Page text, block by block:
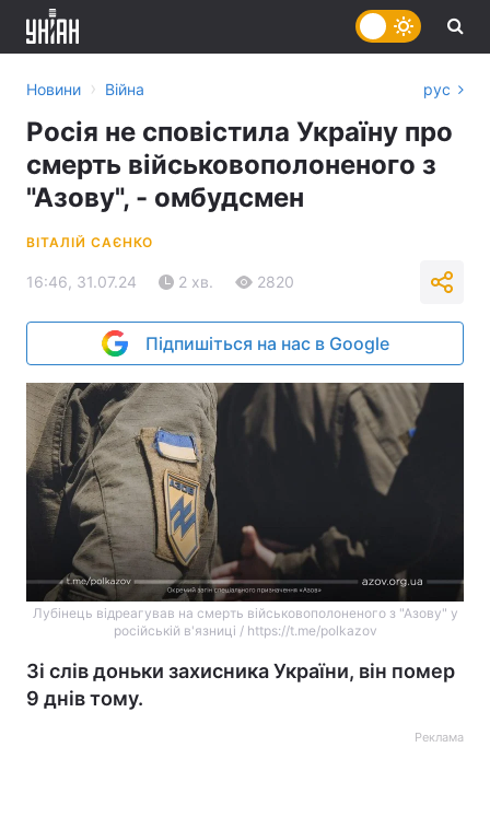
Новини › Війна рус
Росія не сповістила Україну про
смерть військовополоненого з
"Азову", - омбудсмен
ВІТАЛІЙ САЄНКО
16:46, 31.07.24 2 хв. 2820
Підпишіться на нас в Google
Лубінець відреагував на смерть військовополоненого з "Азову" у
російській в'язниці / https://t.me/polkazov
Зі слів доньки захисника України, він помер
9 днів тому.
Реклама